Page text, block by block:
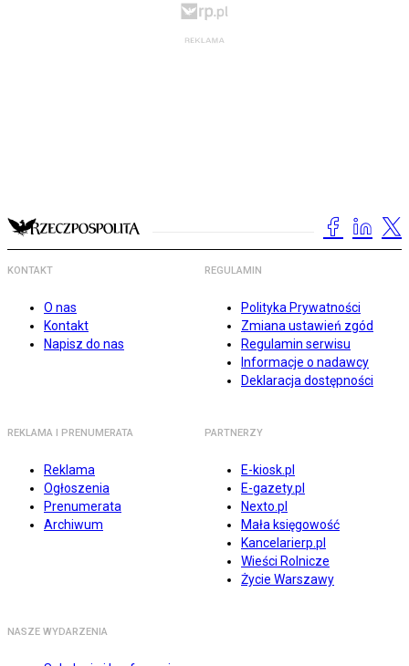
KONTAKT
O nas
Kontakt
Napisz do nas
REGULAMIN
Polityka Prywatności
Zmiana ustawień zgód
Regulamin serwisu
Informacje o nadawcy
Deklaracja dostępności
REKLAMA I PRENUMERATA
Reklama
Ogłoszenia
Prenumerata
Archiwum
PARTNERZY
E-kiosk.pl
E-gazety.pl
Nexto.pl
Mała księgowość
Kancelarierp.pl
Wieści Rolnicze
Życie Warszawy
NASZE WYDARZENIA